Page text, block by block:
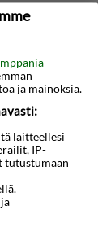
ja mainoksia.
laitteellesi
IP-
tutustumaan